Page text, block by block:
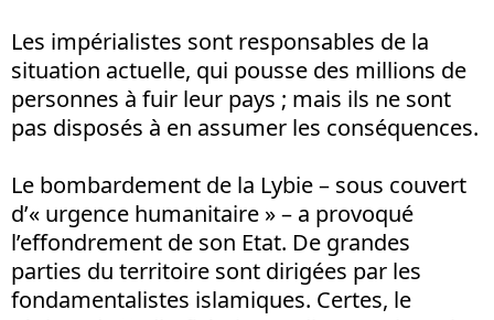
Les impérialistes sont responsables de la
situation actuelle, qui pousse des millions de
personnes à fuir leur pays ; mais ils ne sont
pas disposés à en assumer les conséquences.
Le bombardement de la Lybie – sous couvert
d’« urgence humanitaire » – a provoqué
l’effondrement de son Etat. De grandes
parties du territoire sont dirigées par les
fondamentalistes islamiques. Certes, le